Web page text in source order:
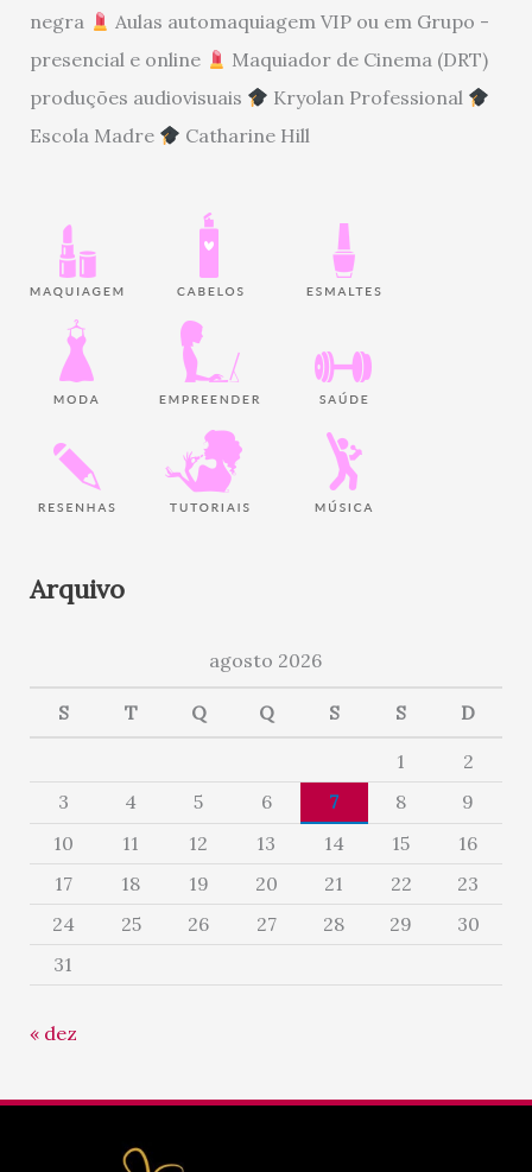
negra
Aulas automaquiagem VIP ou em Grupo -
presencial e online
Maquiador de Cinema (DRT)
produções audiovisuais
Kryolan Professional
Escola Madre
Catharine Hill
Arquivo
agosto 2026
S T Q Q S S D
1
2
3
4 5 6 7 8
9
10
11 12 13 14 15
16
17
18 19 20 21 22
23
24
25 26 27 28 29
30
31
« dez